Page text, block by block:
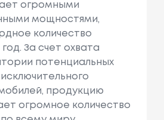
огромными
мощностями,
количество
За счет охвата
потенциальных
продукцию
огромное количество